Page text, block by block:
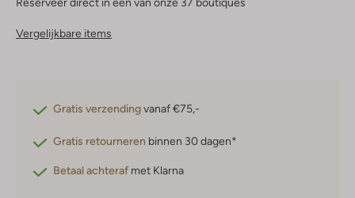
Vergelijkbare items
Gratis verzendingvanaf €75,-
Gratis retourneren binnen 30 dagen*
Betaal achteraf met Klarna